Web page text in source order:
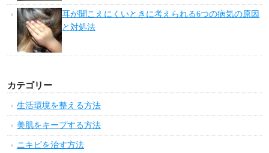
耳が聞こえにくいときに考えられる6つの病気の原因
と対処法
カテゴリー
生活環境を整える方法
美肌をキープする方法
ニキビを治す方法